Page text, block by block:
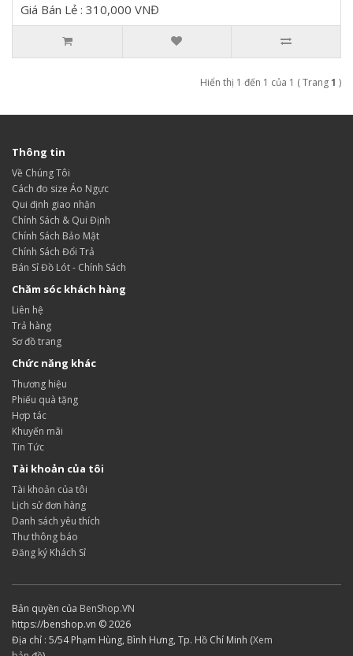
Giá Bán Lẻ : 310,000 VNĐ
Hiển thị 1 đến 1 của 1 ( Trang1 )
Thông tin
Về Chúng Tôi
Cách đo size Áo Ngực
Qui định giao nhận
Chính Sách & Qui Định
Chính Sách Bảo Mật
Chính Sách Đổi Trả
Bán Sỉ Đồ Lót - Chính Sách
Chăm sóc khách hàng
Liên hệ
Trả hàng
Sơ đồ trang
Chức năng khác
Thương hiệu
Phiếu quà tặng
Hợp tác
Khuyến mãi
Tin Tức
Tài khoản của tôi
Tài khoản của tôi
Lịch sử đơn hàng
Danh sách yêu thích
Thư thông báo
Đăng ký Khách Sỉ
Bản quyền của BenShop.VN
https://benshop.vn © 2026
Địa chỉ : 5/54 Phạm Hùng, Bình Hưng, Tp. Hồ Chí Minh (Xem